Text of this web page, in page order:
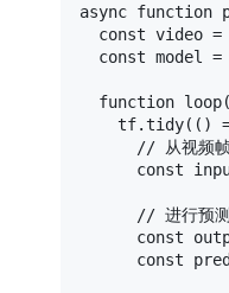
async function
const video =
const model =
function loop(
    tf.
tidy( ()
// 从视频
const
// 进行预测
const
const